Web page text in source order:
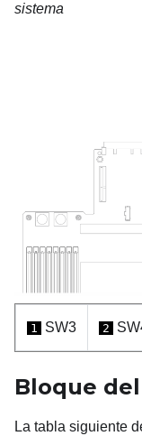
sistema
1 SW3 2
Bloque
La tabla siguiente